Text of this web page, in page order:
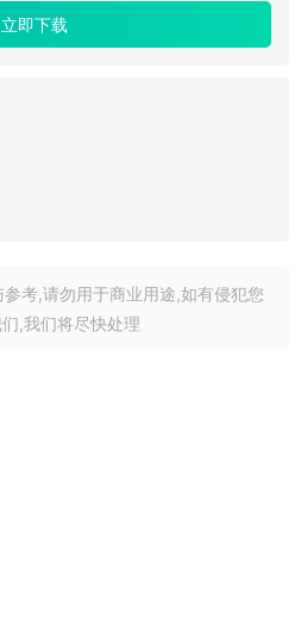
立即下载
考,请勿用于商业用途,如有侵犯您
,我们将尽快处理